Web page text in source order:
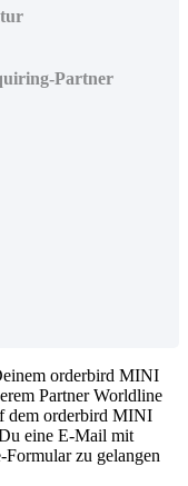
Partner
orderbird MINI
Partner Worldline
dem orderbird MINI
eine E-Mail mit
-Formular zu gelangen